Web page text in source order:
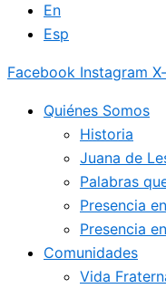
En
Esp
Facebook Instagram
Quiénes Somos
Historia
Juana de
Palabras
Presencia
Presencia
Comunidades
Vida